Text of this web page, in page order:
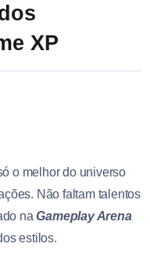
XP
o melhor do universo
Não faltam talentos
naGameplay Arena
estilos.